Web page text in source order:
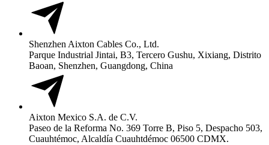
Shenzhen Aixton Cables Co., Ltd.
Parque Industrial Jintai, B3, Tercero Gushu, Xixiang, Distrito
Baoan, Shenzhen, Guangdong, China
Aixton Mexico S.A. de C.V.
Paseo de la Reforma No. 369 Torre B, Piso 5, Despacho 503,
Cuauhtémoc, Alcaldía Cuauhtdémoc 06500 CDMX.